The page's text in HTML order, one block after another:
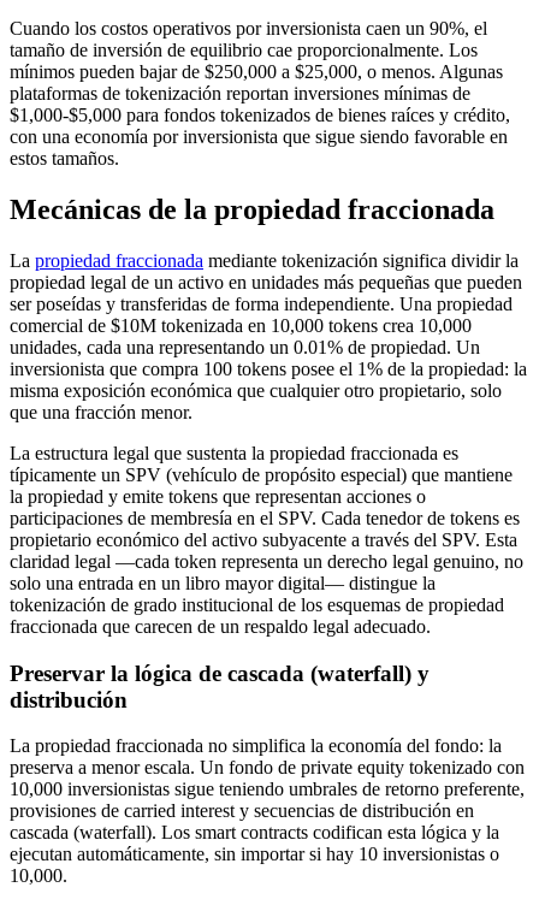
Cuando los costos operativos por inversionista caen un 90%, el
tamaño de inversión de equilibrio cae proporcionalmente. Los
mínimos pueden bajar de $250,000 a $25,000, o menos. Algunas
plataformas de tokenización reportan inversiones mínimas de
$1,000-$5,000 para fondos tokenizados de bienes raíces y crédito,
con una economía por inversionista que sigue siendo favorable en
estos tamaños.
Mecánicas de la propiedad fraccionada
La propiedad fraccionada mediante tokenización significa dividir la
propiedad legal de un activo en unidades más pequeñas que pueden
ser poseídas y transferidas de forma independiente. Una propiedad
comercial de $10M tokenizada en 10,000 tokens crea 10,000
unidades, cada una representando un 0.01% de propiedad. Un
inversionista que compra 100 tokens posee el 1% de la propiedad: la
misma exposición económica que cualquier otro propietario, solo
que una fracción menor.
La estructura legal que sustenta la propiedad fraccionada es
típicamente un SPV (vehículo de propósito especial) que mantiene
la propiedad y emite tokens que representan acciones o
participaciones de membresía en el SPV. Cada tenedor de tokens es
propietario económico del activo subyacente a través del SPV. Esta
claridad legal —cada token representa un derecho legal genuino, no
solo una entrada en un libro mayor digital— distingue la
tokenización de grado institucional de los esquemas de propiedad
fraccionada que carecen de un respaldo legal adecuado.
Preservar la lógica de cascada (waterfall) y
distribución
La propiedad fraccionada no simplifica la economía del fondo: la
preserva a menor escala. Un fondo de private equity tokenizado con
10,000 inversionistas sigue teniendo umbrales de retorno preferente,
provisiones de carried interest y secuencias de distribución en
cascada (waterfall). Los smart contracts codifican esta lógica y la
ejecutan automáticamente, sin importar si hay 10 inversionistas o
10,000.